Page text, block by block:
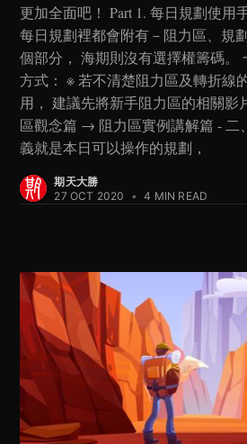
更加全面吧！ Part 1. 每日規劃使用
每日規劃裡都會附有－阻力區、規
個部分， 海期則沒有選擇權籌碼。
方式： ※ 若不清楚阻力區及轉折線
用， 建議先將新手阻力區的相關
區觀念篇 → 阻力區實例講解篇 - 二
義就是本日可以操作的規劃，
期天大勝
27 OCT 2020
• 4 MIN READ